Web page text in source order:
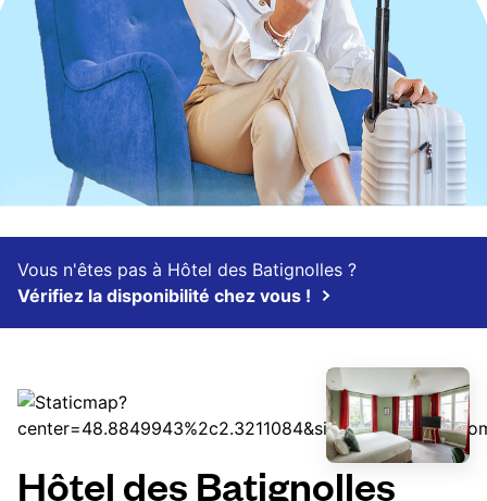
Vous n'êtes pas à Hôtel des Batignolles ?
Vérifiez la disponibilité chez vous !
Hôtel des Batignolles